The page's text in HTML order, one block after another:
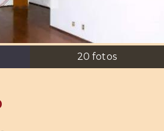
20 fotos